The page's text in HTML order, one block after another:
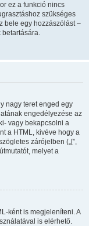
ez a funkció nincs
szükséges
bele egy hozzászólást –
betartására.
nagy teret enged egy
engedélyezése az
vagy bekapcsolni a
a HTML, kivéve hogy a
zárójelben („[”,
melyet a
ként is megjeleníteni. A
is elérhető.